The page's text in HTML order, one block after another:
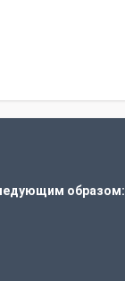
образом: